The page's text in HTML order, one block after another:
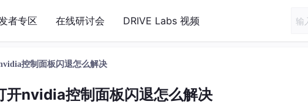
者专区 在线研讨会 DRIVE Labs 视频
控制面板闪退怎么解决
开nvidia控制面板闪退怎么解决